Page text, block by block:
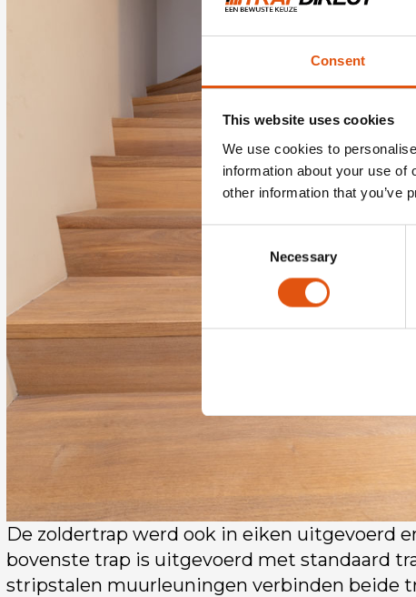
Consent
This website uses cookies
We use cookies to
information about your use of
other information that you’ve
Necessary
De zoldertrap werd ook in eiken uitgevoerd
bovenste trap is uitgevoerd met standaard
stripstalen muurleuningen verbinden beide